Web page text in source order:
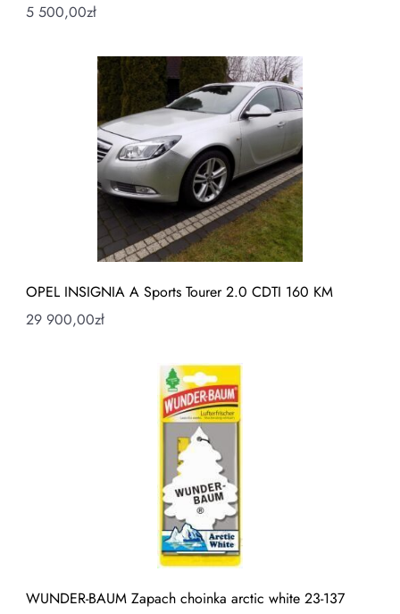
5 500,00zł
OPEL INSIGNIA A Sports Tourer 2.0 CDTI 160 KM
29 900,00zł
WUNDER-BAUM Zapach choinka arctic white 23-137